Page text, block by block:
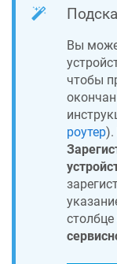
Вы
чтобы
роутер).
столбце